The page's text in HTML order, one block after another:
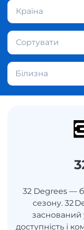
Країна
Сортувати
Білизна
32 Degrees —
сезону. 32
заснований
доступність і